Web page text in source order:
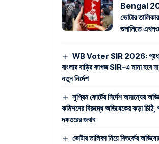
Bengal
ভোটার
শুনানিতে
WB Voter SIR 2026:
বাংলার বাড়ির কাগজ SIR-এ মানা হবে
নতুন নির্দেশ
সুপ্রিম কোর্টের নির্দেশ অমান্যের
কমিশনের বিরুদ্ধে অভিষেকের কড়া
দফতরের জবাব
ভোটার তালিকা নিয়ে বিতর্কের